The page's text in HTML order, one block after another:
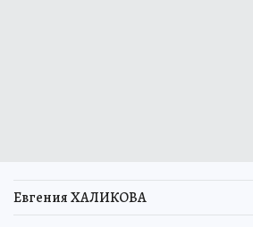
Евгения ХАЛИКОВА